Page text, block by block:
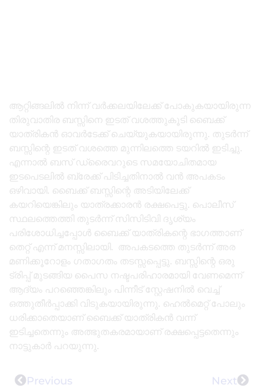
ആറ്റിങ്ങലിൽ നിന്ന് വർക്കലയിലേക്ക് പോകുകയായിരുന്ന
തിരുവാതിര ബസ്സിനെ ഇടത് വശത്തുകൂടി ബൈക്ക്
യാത്രികൻ ഓവർടേക്ക് ചെയ്യുകയായിരുന്നു. തുടർന്ന്
ബസ്സിന്റെ ഇടത് വശത്തെ മുന്നിലത്തെ ടയറിൽ ഇടിച്ചു.
എന്നാൽ ബസ് ഡ്രൈവറുടെ സമയോചിതമായ
ഇടപെടലിൽ ബ്രേക്ക് പിടിച്ചതിനാൽ വൻ അപകടം
ഒഴിവായി. ബൈക്ക് ബസ്സിന്റെ അടിയിലേക്ക്
കയറിയെങ്കിലും യാത്രക്കാരൻ രക്ഷപെട്ടു. പൊലീസ്
സ്ഥലത്തെത്തി തുടർന്ന് സിസിടിവി ദൃശ്യം
പരിശോധിച്ചപ്പോൾ ബൈക്ക് യാത്രികന്റെ ഭാഗത്താണ്
തെറ്റ് എന്ന് മനസ്സിലായി. അപകടത്തെ തുടർന്ന് അര
മണിക്കൂറോളം ഗതാഗതം തടസ്സപ്പെട്ടു. ബസ്സിന്റെ ഒരു
ട്രിപ്പ്‌ മുടങ്ങിയ പൈസ നഷ്ടപരിഹാരമായി വേണമെന്ന്
ആദ്യം പറഞ്ഞെങ്കിലും പിന്നീട് സ്റ്റേഷനിൽ വെച്ച്
ഒത്തുതീർപ്പാക്കി വിടുകയായിരുന്നു. ഹെൽമെറ്റ്‌ പോലും
ധരിക്കാതെയാണ് ബൈക്ക് യാത്രികൻ വന്ന്
ഇടിച്ചതെന്നും അത്ഭുതകരമായാണ് രക്ഷപ്പെട്ടതെന്നും
നാട്ടുകാർ പറയുന്നു.
Previous Next